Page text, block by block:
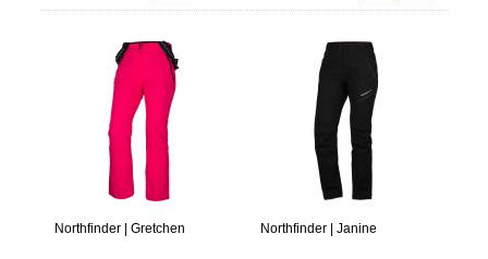
Northfinder | Gretchen Northfinder | Janine